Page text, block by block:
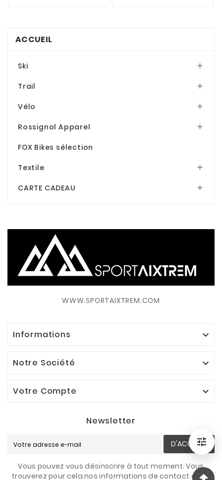
ACCUEIL
Ski 
Trail 
Vélo 
Rossignol Apparel 
FOX Bikes sélection
Textile 
CARTE CADEAU 
WWW.SPORTAIXTREM.COM
Informations 
Notre Société 
Votre Compte 
Newsletter
D'ACCORD
Vous pouvez vous désinscrire à tout moment. Vous
trouverez pour cela nos informations de contact dans
Filtrer